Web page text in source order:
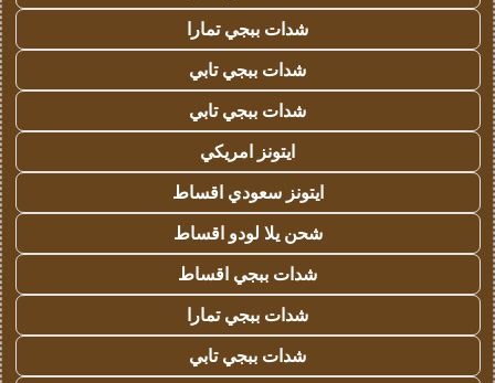
شدات ببجي تمارا
شدات ببجي تابي
شدات ببجي تابي
ايتونز امريكي
ايتونز سعودي اقساط
شحن يلا لودو اقساط
شدات ببجي اقساط
شدات ببجي تمارا
شدات ببجي تابي